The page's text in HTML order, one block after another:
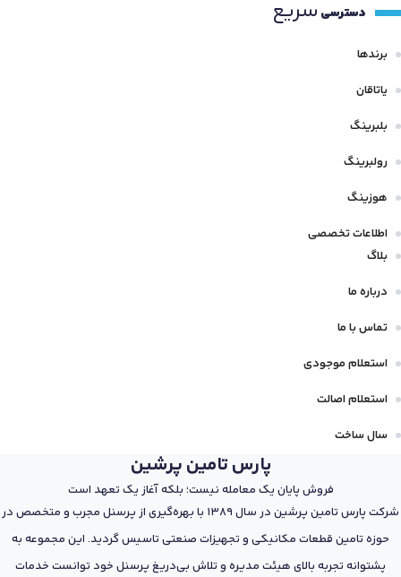
دسترسی سریع
برندها
یاتاقان
بلبرینگ
رولبرینگ
هوزینگ
اطلاعات تخصصی
بلاگ
درباره ما
تماس با ما
استعلام موجودی
استعلام اصالت
سال ساخت
پارس تامین پرشین
فروش پایان یک معامله نیست؛ بلکه آغاز یک تعهد است
شرکت پارس تامین پرشین در سال 1389 با بهره‌گیری از پرسنل مجرب و متخصص در
حوزه تامین قطعات مکانیکی و تجهیزات صنعتی تاسیس گردید. این مجموعه به
پشتوانه تجربه بالای هیئت مدیره و تلاش بی‌دریغ پرسنل خود توانست خدمات